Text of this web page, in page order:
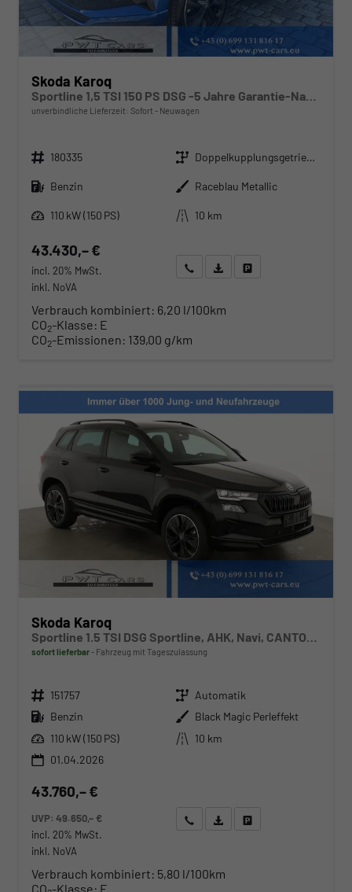
Skoda Karoq
Sportline 1,5 TSI 150 PS DSG -5 Jahre Garantie-Navi-4x Sitzheizung-Canton Sound-Anhängerkupplung-LED-Matrix-AppleCarPlay-Android-Auto-ACC-Kessy-2-Zonen-Klimaautomatik-18''Alu-Sofort
unverbindliche Lieferzeit: Sofort Neuwagen
Fahrzeugnr. 180335 Getriebe
Doppelkupplungsgetriebe (DSG)
Kraftstoff Benzin Außenfarbe Raceblau Metallic
Leistung
110 kW (150 PS) Kilometerstand 10 km
43.430,– €
incl. 20% MwSt.
inkl. NoVA
Wir rufen Sie anAngebot drucken (PDF)
Verbrauch kombiniert: 6,20 l/100km
CO2-Klasse: E
CO2-Emissionen: 139,00 g/km
Skoda Karoq
sofort lieferbar Fahrzeug mit Tageszulassung
Fahrzeugnr. 151757 Getriebe Automatik
Kraftstoff Benzin Außenfarbe Black Magic Perleffekt
Leistung 110 kW (150 PS) Kilometerstand
10 km
01.04.2026
43.760,– €
UVP:49.650,– €
incl. 20% MwSt.
inkl. NoVA
Wir rufen Sie anAngebot drucken (PDF)
Verbrauch kombiniert: 5,80 l/100km
CO -Klasse: E